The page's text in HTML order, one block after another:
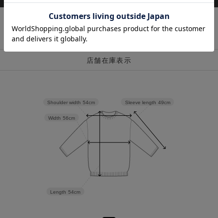
店舗在庫表示
Sleeve length 49cm
Length 54cm
Width 56cm
Shoulder width 54cm